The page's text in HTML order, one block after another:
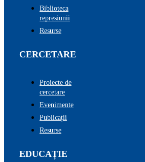
Biblioteca
represiunii
Resurse
CERCETARE
Proiecte de
cercetare
Evenimente
Publicații
Resurse
EDUCAȚIE